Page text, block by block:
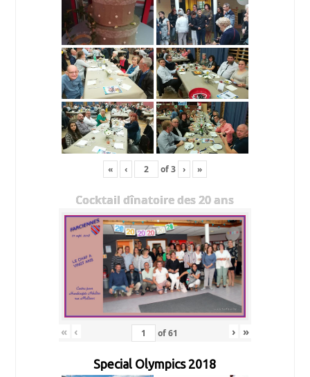
« ‹ of3 › »
Cocktail dînatoire des 20 ans
« ‹ of61 › »
Special Olympics 2018